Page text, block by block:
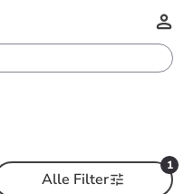
1
Alle Filter